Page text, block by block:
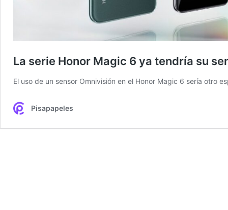
La serie Honor Magic 6 ya tendría su
El uso de un sensor Omnivisión en el Honor Magic 6 sería otro
Pisapapeles